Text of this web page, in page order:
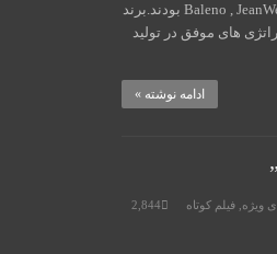
از جمله برندهای Baleno , JeanWest , S&K بودند.برند
های موفق در تولید
ادامه نوشته »
ویژه فیلم کوتاه 2,844